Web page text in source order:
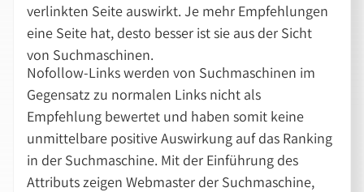
verlinkten Seite auswirkt. Je mehr Empfehlungen
eine Seite hat, desto besser ist sie aus der Sicht
von Suchmaschinen.
Nofollow-Links werden von Suchmaschinen im
Gegensatz zu normalen Links nicht als
Empfehlung bewertet und haben somit keine
unmittelbare positive Auswirkung auf das Ranking
in der Suchmaschine. Mit der Einführung des
Attributs zeigen Webmaster der Suchmaschine,